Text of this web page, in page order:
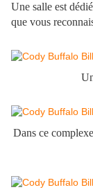
Une salle est
que vous
Dans ce